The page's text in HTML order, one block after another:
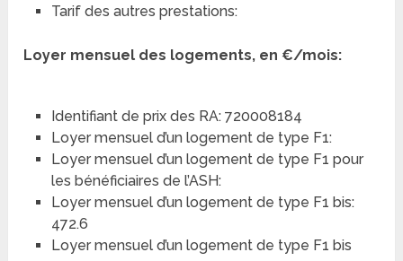
Tarif des autres prestations:
Loyer mensuel des logements, en €/mois:
Identifiant de prix des RA: 720008184
Loyer mensuel d’un logement de type F1:
Loyer mensuel d’un logement de type F1 pour
les bénéficiaires de l’ASH:
Loyer mensuel d’un logement de type F1 bis:
472.6
Loyer mensuel d’un logement de type F1 bis